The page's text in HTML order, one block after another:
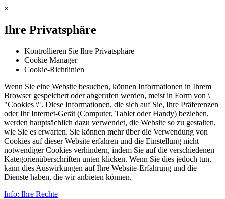
×
Ihre Privatsphäre
Kontrollieren Sie Ihre Privatsphäre
Cookie Manager
Cookie-Richtlinien
Wenn Sie eine Website besuchen, können Informationen in Ihrem
Browser gespeichert oder abgerufen werden, meist in Form von \
"Cookies \". Diese Informationen, die sich auf Sie, Ihre Präferenzen
oder Ihr Internet-Gerät (Computer, Tablet oder Handy) beziehen,
werden hauptsächlich dazu verwendet, die Website so zu gestalten,
wie Sie es erwarten. Sie können mehr über die Verwendung von
Cookies auf dieser Website erfahren und die Einstellung nicht
notwendiger Cookies verhindern, indem Sie auf die verschiedenen
Kategorienüberschriften unten klicken. Wenn Sie dies jedoch tun,
kann dies Auswirkungen auf Ihre Website-Erfahrung und die
Dienste haben, die wir anbieten können.
Info: Ihre Rechte